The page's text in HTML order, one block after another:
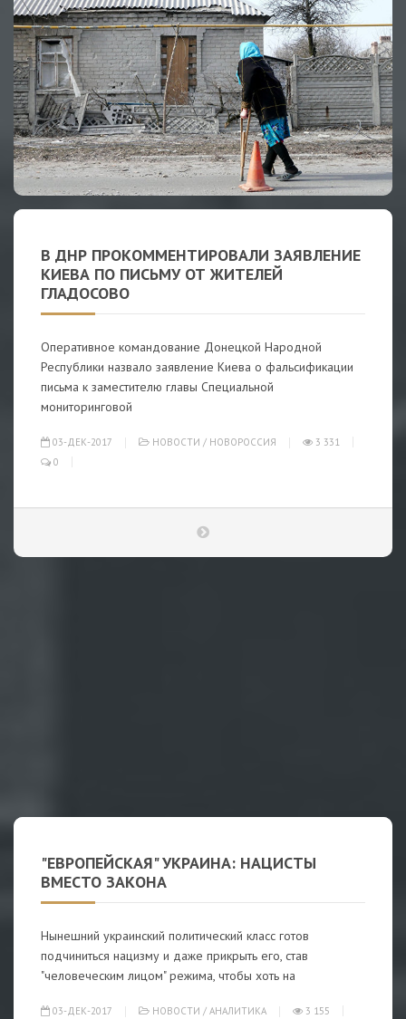
В ДНР ПРОКОММЕНТИРОВАЛИ ЗАЯВЛЕНИЕ
КИЕВА ПО ПИСЬМУ ОТ ЖИТЕЛЕЙ
ГЛАДОСОВО
Оперативное командование Донецкой Народной
Республики назвало заявление Киева о фальсификации
письма к заместителю главы Специальной
мониторинговой
03-ДЕК-2017 НОВОСТИ / НОВОРОССИЯ
3 331
0
"ЕВРОПЕЙСКАЯ" УКРАИНА: НАЦИСТЫ
ВМЕСТО ЗАКОНА
Нынешний украинский политический класс готов
подчиниться нацизму и даже прикрыть его, став
"человеческим лицом" режима, чтобы хоть на
03-ДЕК-2017 НОВОСТИ / АНАЛИТИКА 3 155